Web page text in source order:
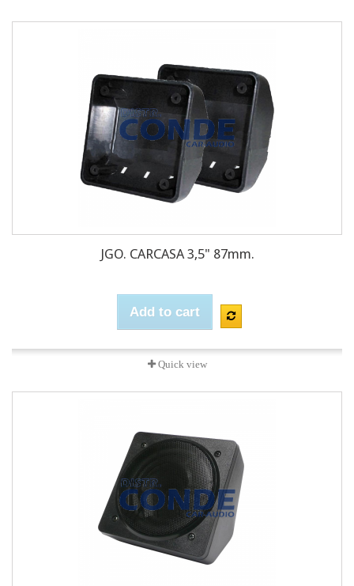
JGO. CARCASA 3,5" 87mm.
Add to cart
Quick view